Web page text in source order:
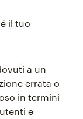
il tuo
a un
errata o
in termini
e